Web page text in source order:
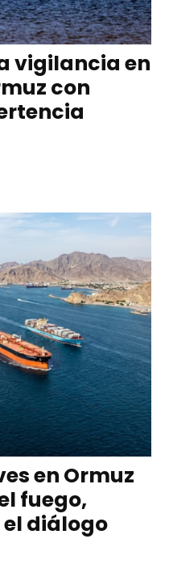
vigilancia en
con
en Ormuz
fuego,
diálogo